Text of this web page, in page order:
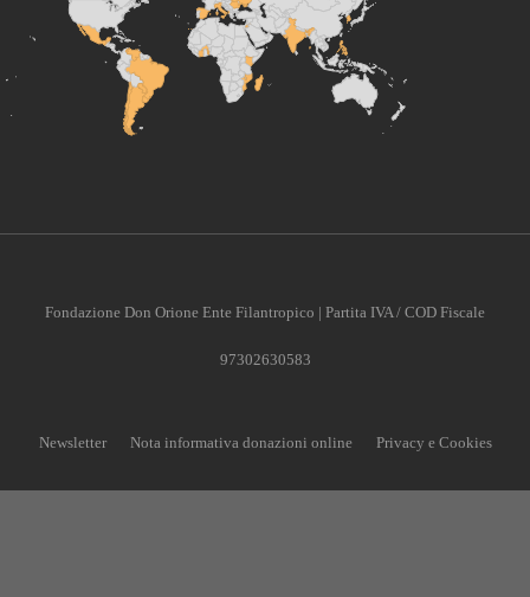
Fondazione Don Orione Ente Filantropico | Partita IVA / COD Fiscale
97302630583
Newsletter Nota informativa donazioni online Privacy e Cookies